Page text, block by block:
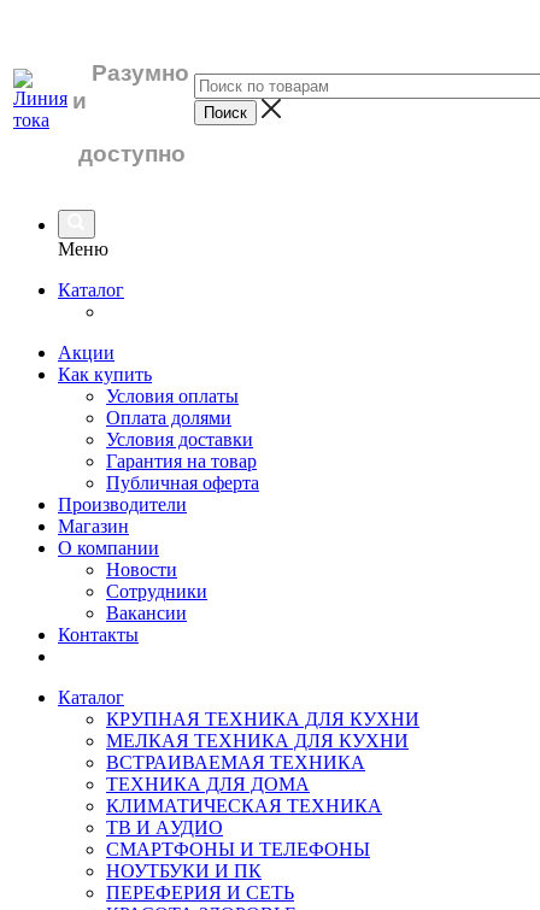
Разумно
и
доступно
Меню
Каталог
Акции
Как купить
Условия оплаты
Оплата долями
Условия доставки
Гарантия на товар
Публичная оферта
Производители
Магазин
О компании
Новости
Сотрудники
Вакансии
Контакты
Каталог
КРУПНАЯ ТЕХНИКА ДЛЯ КУХНИ
МЕЛКАЯ ТЕХНИКА ДЛЯ КУХНИ
ВСТРАИВАЕМАЯ ТЕХНИКА
ТЕХНИКА ДЛЯ ДОМА
КЛИМАТИЧЕСКАЯ ТЕХНИКА
ТВ И AУДИО
СМАРТФОНЫ И ТЕЛЕФОНЫ
НОУТБУКИ И ПК
ПЕРЕФЕРИЯ И СЕТЬ